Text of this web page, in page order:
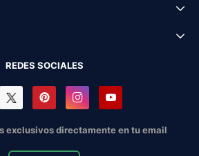
REDES SOCIALES
exclusivos directamente en tu email